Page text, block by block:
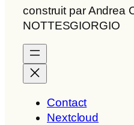
construit par Andrea
NOTTESGIORGIO
Contact
Nextcloud